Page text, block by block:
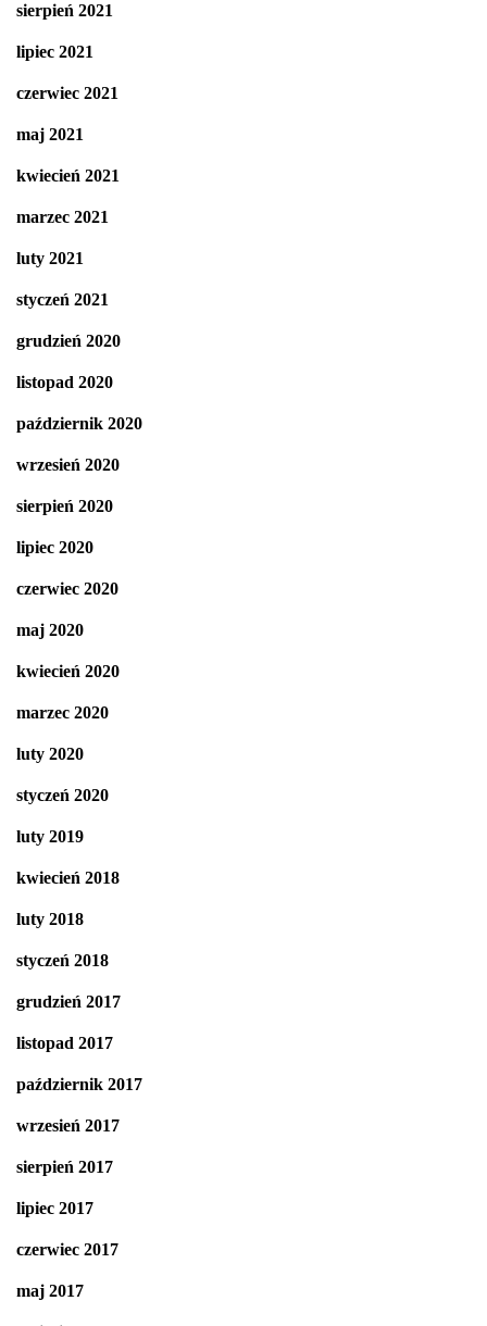
sierpień 2021
lipiec 2021
czerwiec 2021
maj 2021
kwiecień 2021
marzec 2021
luty 2021
styczeń 2021
grudzień 2020
listopad 2020
październik 2020
wrzesień 2020
sierpień 2020
lipiec 2020
czerwiec 2020
maj 2020
kwiecień 2020
marzec 2020
luty 2020
styczeń 2020
luty 2019
kwiecień 2018
luty 2018
styczeń 2018
grudzień 2017
listopad 2017
październik 2017
wrzesień 2017
sierpień 2017
lipiec 2017
czerwiec 2017
maj 2017